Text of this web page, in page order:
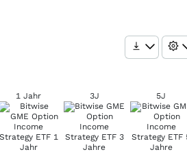
1 Jahr 3J 5J